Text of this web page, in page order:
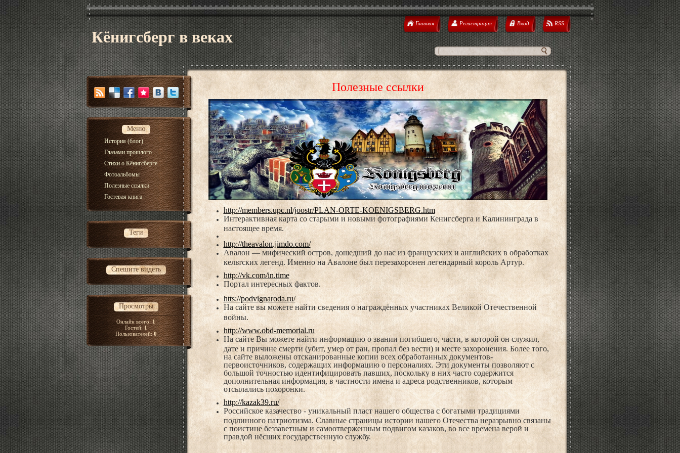
Кёнигсберг в веках
Главная Регистрация Вход RSS
Меню
История (блог)
Глазами прошлого
Стихи о Кёнигсберге
Фотоальбомы
Полезные ссылки
Гостевая книга
Теги
Спешите видеть
Просмотры
Онлайн всего:1
Гостей:1
Пользователей:0
Полезные ссылки
http://members.upc.nl/joostr/PLAN-ORTE-KOENIGSBERG.htm
Интерактивная карта со старыми и новыми фотографиями Кенигсберга и Калининграда в
настоящее время.
http://theavalon.jimdo.com/
Авалон — мифический остров, дошедший до нас из французских и английских в обработках
кельтских легенд. Именно на Авалоне был перезахоронен легендарный король Артур.
http://vk.com/in.time
Портал интересных фактов.
htts://podvignaroda.ru/
На сайте вы можете найти сведения о награждённых участниках Великой Отечественной
войны.
http://www.obd-memorial.ru
На сайте Вы можете найти информацию о звании погибшего, части, в которой он служил,
дате и причине смерти (убит, умер от ран, пропал без вести) и месте захоронения. Более того,
на сайте выложены отсканированные копии всех обработанных документов-
первоисточников, содержащих информацию о персоналиях. Эти документы позволяют с
большой точностью идентифицировать павших, поскольку в них часто содержится
дополнительная информация, в частности имена и адреса родственников, которым
отсылались похоронки.
http://kazak39.ru/
Российское казачество - уникальный пласт нашего общества с богатыми традициями
подлинного патриотизма. Славные страницы истории нашего Отечества неразрывно связаны
с поистине беззаветным и самоотверженным подвигом казаков, во все времена верой и
правдой нёсших государственную службу.